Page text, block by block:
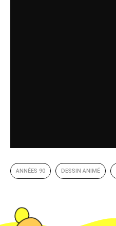
ANNÉES 90 DESSIN ANIMÉ